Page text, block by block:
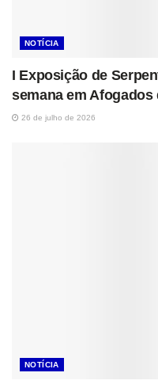
NOTÍCIA
I Exposição de
semana em Afogados
26 de julho de 2026
NOTÍCIA